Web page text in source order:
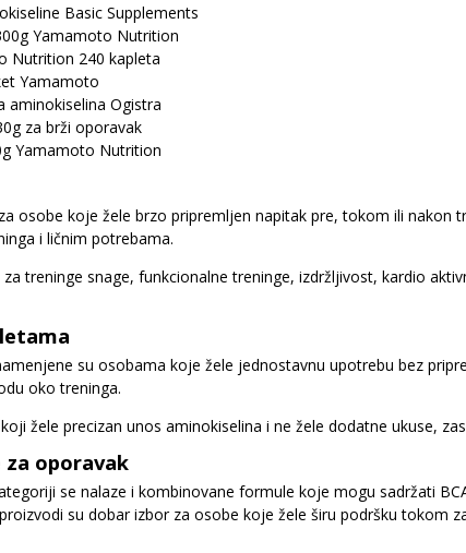
Basic Supplements
Yamamoto Nutrition
Nutrition 240 kapleta
Yamamoto
aminokiselina Ogistra
za brži oporavak
Yamamoto Nutrition
osobe koje žele brzo pripremljen napitak pre, tokom ili
i ličnim potrebama.
treninge snage, funkcionalne treninge, izdržljivost, kardio
su osobama koje žele jednostavnu upotrebu bez
oko treninga.
žele precizan unos aminokiselina i ne žele dodatne ukuse,
oporavak
se nalaze i kombinovane formule koje mogu sadržati
su dobar izbor za osobe koje žele širu podršku tokom